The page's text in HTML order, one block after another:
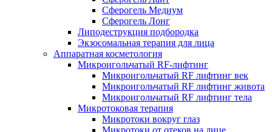
Сферогель Медиум
Сферогель Лонг
Липодеструкция подбородка
Экзосомальная терапия для лица
Аппаратная косметология
Микроигольчатый RF-лифтинг
Микроигольчатый RF лифтинг век
Микроигольчатый RF лифтинг живота
Микроигольчатый RF лифтинг тела
Микротоковая терапия
Микротоки вокруг глаз
Микротоки от отеков на лице